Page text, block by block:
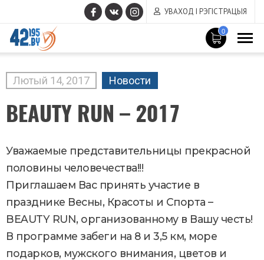
УВАХОД І РЭГІСТРАЦЫЯ
0
MAIN
CONTENT
Лютый 14, 2017 Новости
BEAUTY RUN – 2017
Уважаемые представительницы прекрасной
половины человечества!!!
Приглашаем Вас принять участие в
празднике Весны, Красоты и Спорта –
BEAUTY RUN, организованному в Вашу честь!
В программе забеги на 8 и 3,5 км, море
подарков, мужского внимания, цветов и